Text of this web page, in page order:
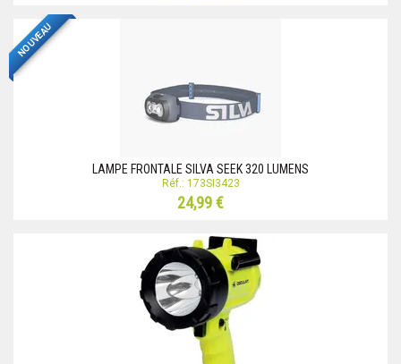
NOUVEAU
LAMPE FRONTALE SILVA SEEK 320 LUMENS
Réf.: 173SI3423
24,99 €